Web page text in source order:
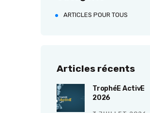
ARTICLES POUR TOUS
Articles récents
TrophéE ActivE
2026